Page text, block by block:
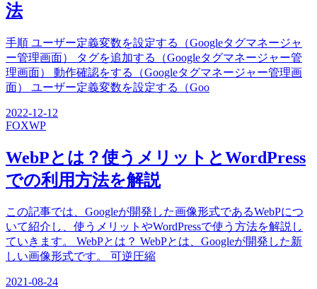
法
手順 ユーザー定義変数を設定する（Googleタグマネージャ
ー管理画面） タグを追加する（Googleタグマネージャー管
理画面） 動作確認をする（Googleタグマネージャー管理画
面） ユーザー定義変数を設定する（Goo
2022-12-12
FOXWP
WebPとは？使うメリットとWordPress
での利用方法を解説
この記事では、Googleが開発した画像形式であるWebPにつ
いて紹介し、使うメリットやWordPressで使う方法を解説し
ていきます。 WebPとは？ WebPとは、Googleが開発した新
しい画像形式です。 可逆圧縮
2021-08-24